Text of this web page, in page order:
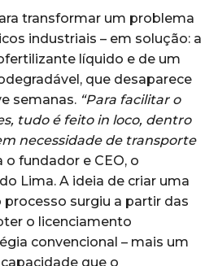
transformar um problema
industriais – em solução: a
líquido e de um
que desaparece
semanas. “Para facilitar o
tudo é feito in loco, dentro
necessidade de transporte
o fundador e CEO, o
Lima. A ideia de criar uma
surgiu a partir das
o licenciamento
convencional – mais um
que o